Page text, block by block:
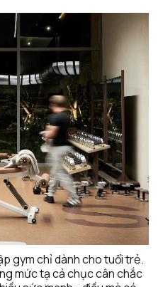
gym chỉ dành cho tuổi trẻ.
mức tạ cả chục cân chắc